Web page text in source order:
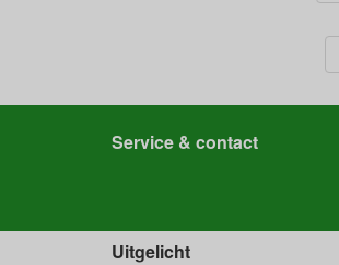
Service & contact
Uitgelicht